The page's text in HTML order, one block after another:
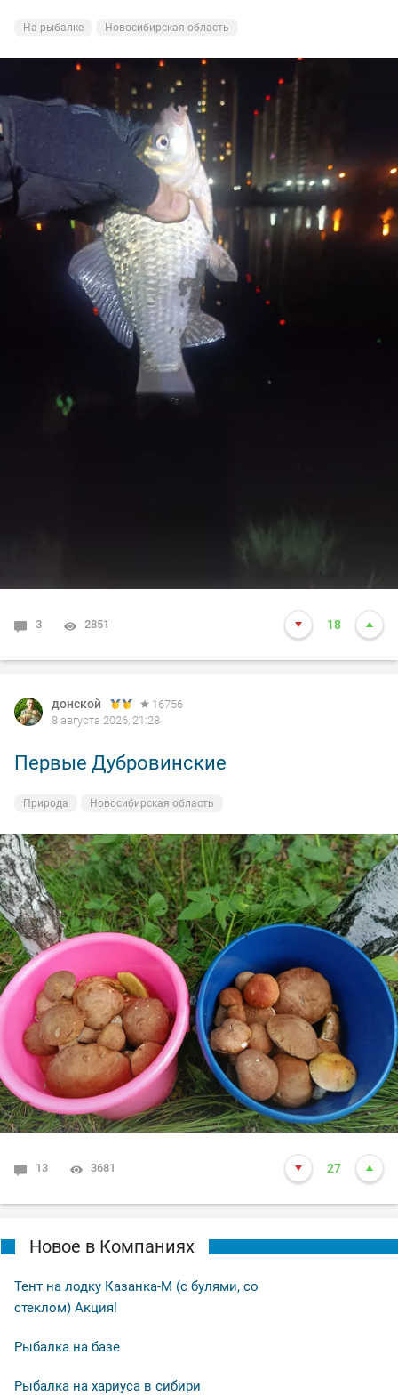
На рыбалке Новосибирская область
3 2851 18
донской
16756
8 августа 2026, 21:28
Первые Дубровинские
Природа Новосибирская область
13 3681 27
Новое в Компаниях
Тент на лодку Казанка-М (с булями, со
стеклом) Акция!
Рыбалка на базе
Рыбалка на хариуса в сибири